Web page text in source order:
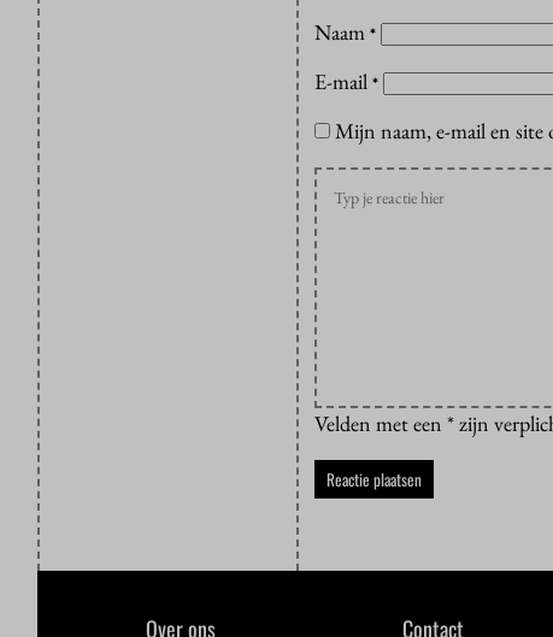
Naam *
E-mail *
Mijn naam, e-mail en site
Velden met een * zijn
Over ons Contact